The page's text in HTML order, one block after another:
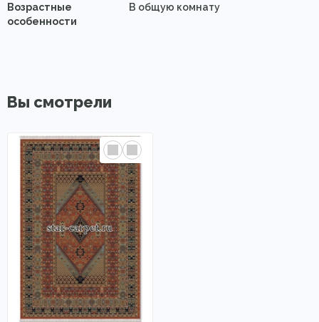
Возрастные
особенности
В общую комнату
Вы смотрели